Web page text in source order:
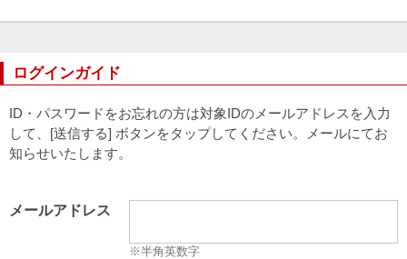
ログインガイド
ID・パスワードをお忘れの方は対象IDのメールアドレスを入力
して、[送信する] ボタンをタップしてください。メールにてお
知らせいたします。
メールアドレス
※半角英数字